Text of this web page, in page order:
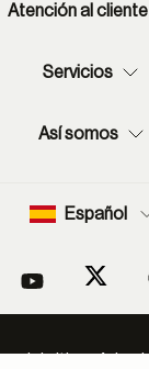
Atención al cliente
Servicios
Así somos
Español